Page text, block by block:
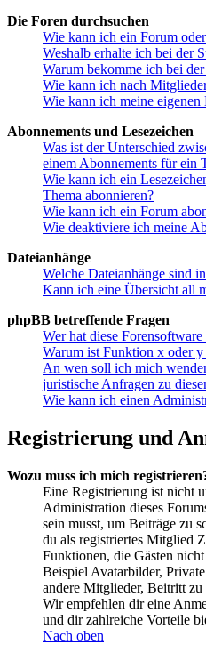
Die Foren durchsuchen
Wie kann ich ein Forum
Weshalb erhalte ich bei der
Warum bekomme ich bei
Wie kann ich nach
Wie kann ich meine
Abonnements und Lesezeichen
Was ist der Unterschied
einem Abonnements für ein
Wie kann ich ein
Thema abonnieren?
Wie kann ich ein Forum
Wie deaktiviere ich meine
Dateianhänge
Welche Dateianhänge sind
Kann ich eine Übersicht all
phpBB betreffende Fragen
Wer hat diese
Warum ist Funktion x oder y
An wen soll ich mich
juristische Anfragen zu
Wie kann ich einen
Registrierung und
Wozu muss ich mich
Eine Registrierung ist nicht
Administration dieses
sein musst, um Beiträge zu
du als registriertes Mitglied
Funktionen, die Gästen
Beispiel Avatarbilder,
andere Mitglieder, Beitritt
Wir empfehlen dir eine
und dir zahlreiche Vorteile
Nach oben